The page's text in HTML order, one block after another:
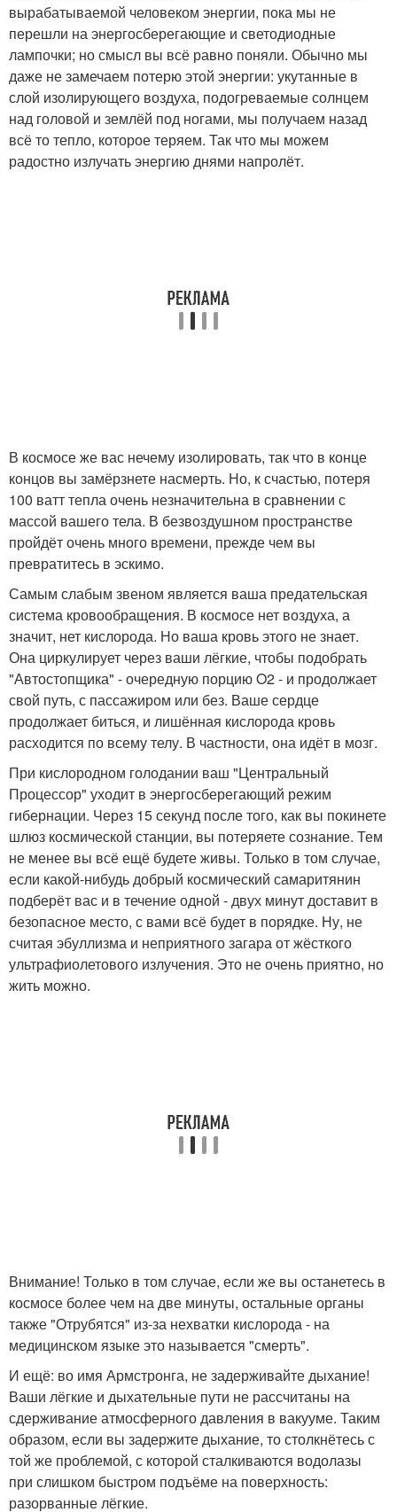
вырабатываемой человеком энергии, пока мы не
перешли на энергосберегающие и светодиодные
лампочки; но смысл вы всё равно поняли. Обычно мы
даже не замечаем потерю этой энергии: укутанные в
слой изолирующего воздуха, подогреваемые солнцем
над головой и землёй под ногами, мы получаем назад
всё то тепло, которое теряем. Так что мы можем
радостно излучать энергию днями напролёт.
В космосе же вас нечему изолировать, так что в конце
концов вы замёрзнете насмерть. Но, к счастью, потеря
100 ватт тепла очень незначительна в сравнении с
массой вашего тела. В безвоздушном пространстве
пройдёт очень много времени, прежде чем вы
превратитесь в эскимо.
Самым слабым звеном является ваша предательская
система кровообращения. В космосе нет воздуха, а
значит, нет кислорода. Но ваша кровь этого не знает.
Она циркулирует через ваши лёгкие, чтобы подобрать
"Автостопщика" - очередную порцию O2 - и продолжает
свой путь, с пассажиром или без. Ваше сердце
продолжает биться, и лишённая кислорода кровь
расходится по всему телу. В частности, она идёт в мозг.
При кислородном голодании ваш "Центральный
Процессор" уходит в энергосберегающий режим
гибернации. Через 15 секунд после того, как вы покинете
шлюз космической станции, вы потеряете сознание. Тем
не менее вы всё ещё будете живы. Только в том случае,
если какой-нибудь добрый космический самаритянин
подберёт вас и в течение одной - двух минут доставит в
безопасное место, с вами всё будет в порядке. Ну, не
считая эбуллизма и неприятного загара от жёсткого
ультрафиолетового излучения. Это не очень приятно, но
жить можно.
Внимание! Только в том случае, если же вы останетесь в
космосе более чем на две минуты, остальные органы
также "Отрубятся" из-за нехватки кислорода - на
медицинском языке это называется "смерть".
И ещё: во имя Армстронга, не задерживайте дыхание!
Ваши лёгкие и дыхательные пути не рассчитаны на
сдерживание атмосферного давления в вакууме. Таким
образом, если вы задержите дыхание, то столкнётесь с
той же проблемой, с которой сталкиваются водолазы
при слишком быстром подъёме на поверхность:
разорванные лёгкие.